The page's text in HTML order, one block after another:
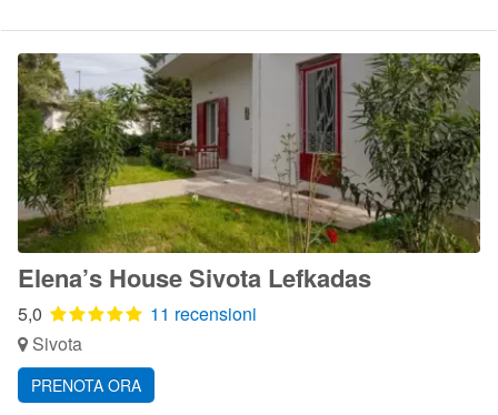
Elena’s House Sivota Lefkadas
5,0
11 recensioni
Sivota
PRENOTA ORA